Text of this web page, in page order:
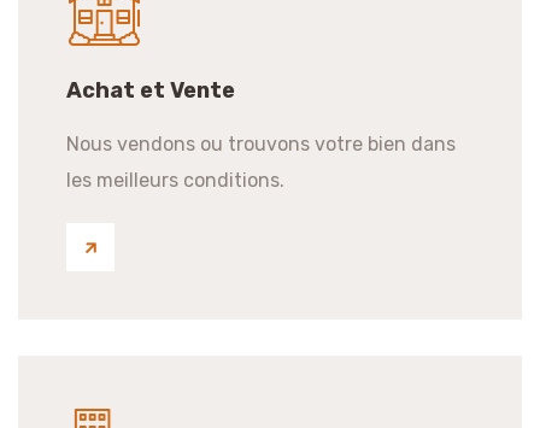
Achat et Vente
Nous vendons ou trouvons votre bien dans
les meilleurs conditions.